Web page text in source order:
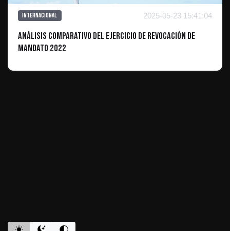
Internacional 2025-05-23 15:41:04
Análisis comparativo del ejercicio de revocación de
mandato 2022